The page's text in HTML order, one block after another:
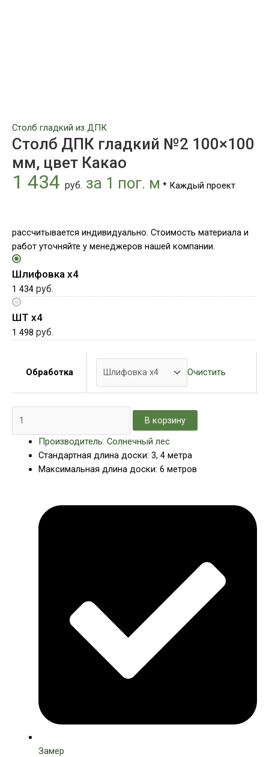
Столб гладкий из ДПК
Столб ДПК гладкий №2 100×100
мм, цвет Какао
1 434 руб. за 1 пог. м * Каждый проект
рассчитывается индивидуально. Стоимость материала и
работ уточняйте у менеджеров нашей компании.
Шлифовка х4
1 434 руб.
ШТ х4
1 498 руб.
Обработка Очистить
В корзину
Производитель: Солнечный лес
Стандартная длина доски: 3, 4 метра
Максимальная длина доски: 6 метров
Замер